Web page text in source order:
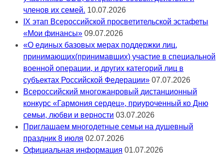
членов их семей. 10.07.2026
IX этап Всероссийской просветительской эстафеты
«Мои финансы» 09.07.2026
«О единых базовых мерах поддержки лиц,
принимающих(принимавших) участие в специальной
военной операции, и других категорий лиц в
субъектах Российской Федерации» 07.07.2026
Всероссийский многожанровый дистанционный
конкурс «Гармония сердец», приуроченный ко Дню
семьи, любви и верности 03.07.2026
Приглашаем многодетные семьи на душевный
праздник 8 июля 02.07.2026
Официальная информация 01.07.2026